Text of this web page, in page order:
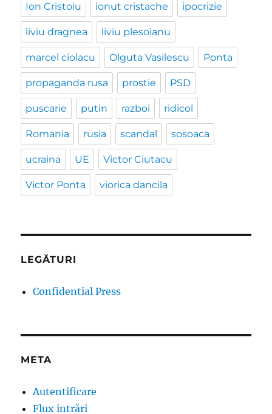
Ion Cristoiu ionut cristache ipocrizie
liviu dragnea liviu plesoianu
marcel ciolacu Olguta Vasilescu Ponta
propaganda rusa prostie PSD
puscarie putin razboi ridicol
Romania rusia scandal sosoaca
ucraina UE Victor Ciutacu
Victor Ponta viorica dancila
LEGĂTURI
Confidential Press
META
Autentificare
Flux intrări